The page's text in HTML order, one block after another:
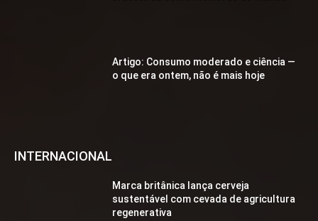
Artigo: Consumo moderado e ciência —
o que era ontem, não é mais hoje
INTERNACIONAL
Marca britânica lança cerveja
sustentável com cevada de agricultura
regenerativa